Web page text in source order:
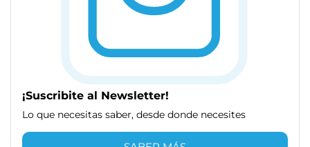
¡Suscribite al Newsletter!
Lo que necesitas saber, desde donde necesites